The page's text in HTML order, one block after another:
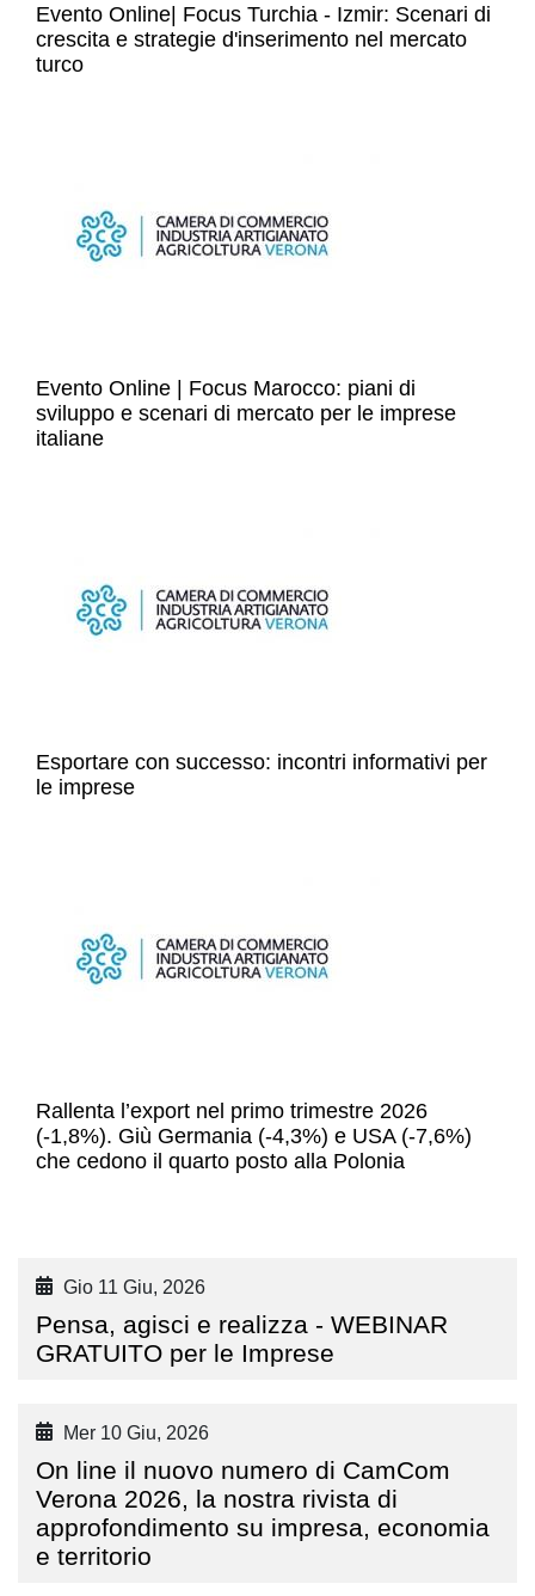
Evento Online| Focus Turchia - Izmir: Scenari di
crescita e strategie d'inserimento nel mercato
turco
Evento Online | Focus Marocco: piani di
sviluppo e scenari di mercato per le imprese
italiane
Esportare con successo: incontri informativi per
le imprese
Rallenta l’export nel primo trimestre 2026
(-1,8%). Giù Germania (-4,3%) e USA (-7,6%)
che cedono il quarto posto alla Polonia
Gio 11 Giu, 2026
Pensa, agisci e realizza - WEBINAR
GRATUITO per le Imprese
Mer 10 Giu, 2026
On line il nuovo numero di CamCom
Verona 2026, la nostra rivista di
approfondimento su impresa, economia
e territorio